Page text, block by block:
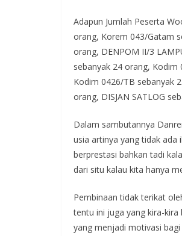
Adapun Jumlah Peserta
orang, Korem 043/Gatam
orang, DENPOM II/3
sebanyak 24 orang,
Kodim 0426/TB sebanyak
orang, DISJAN SATLOG
Dalam sambutannya
usia artinya yang tidak ada
berprestasi bahkan tadi
dari situ kalau kita hanya
Pembinaan tidak terikat
tentu ini juga yang kira-
yang menjadi motivasi